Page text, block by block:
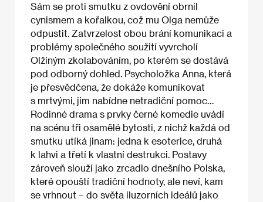
Sám se proti smutku z ovdovění obrnil
cynismem a kořalkou, což mu Olga nemůže
odpustit. Zatvrzelost obou brání komunikaci a
problémy společného soužití vyvrcholí
Olžiným zkolabováním, po kterém se dostává
pod odborný dohled. Psycholožka Anna, která
je přesvědčena, že dokáže komunikovat
s mrtvými, jim nabídne netradiční pomoc…
Rodinné drama s prvky černé komedie uvádí
na scénu tři osamělé bytosti, z nichž každá od
smutku utíká jinam: jedna k esoterice, druhá
k lahvi a třetí k vlastní destrukci. Postavy
zároveň slouží jako zrcadlo dnešního Polska,
které opouští tradiční hodnoty, ale neví, kam
se vrhnout – do světa iluzorních ideálů jako